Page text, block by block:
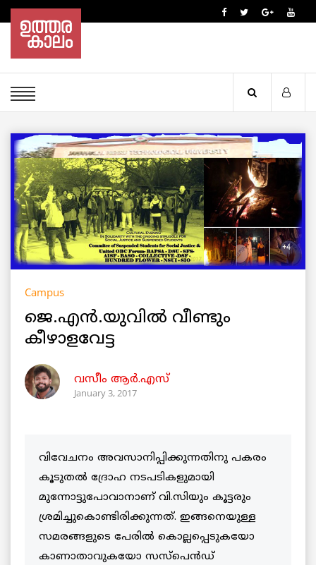
Campus
ജെ.എന്‍.യുവില്‍ വീണ്ടും
കീഴാളവേട്ട
വസീം ആർ.എസ്
January 3, 2017
വിവേചനം അവസാനിപ്പിക്കുന്നതിനു പകരം
കൂടുതല്‍ ദ്രോഹ നടപടികളുമായി
മുന്നോട്ടുപോവാനാണ് വി.സിയും കൂട്ടരും
ശ്രമിച്ചുകൊണ്ടിരിക്കുന്നത്. ഇങ്ങനെയുള്ള
സമരങ്ങളുടെ പേരില്‍ കൊല്ലപ്പെടുകയോ
കാണാതാവുകയോ സസ്പെന്‍ഡ്